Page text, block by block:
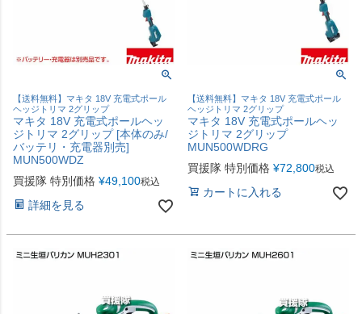
【送料無料】マキタ 18V 充電式ポール
ヘッジトリマ 2グリップ
マキタ 18V 充電式ポールヘッ
ジトリマ 2グリップ [本体のみ/
バッテリ・充電器別売]
MUN500WDZ
買援隊 特別価格 ¥49,100税込
詳細を見る
【送料無料】マキタ 18V 充電式ポール
ヘッジトリマ 2グリップ
マキタ 18V 充電式ポールヘッ
ジトリマ 2グリップ
MUN500WDRG
買援隊 特別価格 ¥72,800税込
カートに入れる